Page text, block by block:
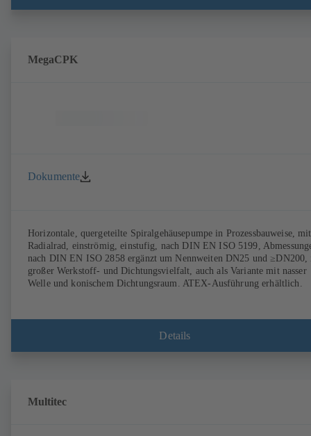
MegaCPK
Dokumente
Horizontale, quergeteilte Spiralgehäusepumpe in Prozessbauweise, mit
Radialrad, einströmig, einstufig, nach DIN EN ISO 5199,
nach DIN EN ISO 2858 ergänzt um Nennweiten DN25 und ≥DN200,
großer Werkstoff- und Dichtungsvielfalt, auch als Variante mit nasser
Welle und konischem Dichtungsraum. ATEX-Ausführung erhältlich.
Details
Multitec